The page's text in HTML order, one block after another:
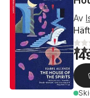
Av
5,0